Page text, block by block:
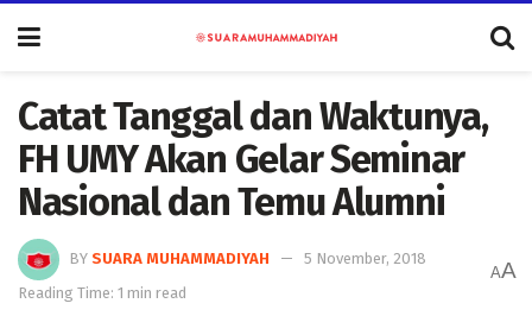
Catat Tanggal dan Waktunya,
FH UMY Akan Gelar Seminar
Nasional dan Temu Alumni
BY SUARA MUHAMMADIYAH
5 November, 2018
Reading Time: 1 min read
AA